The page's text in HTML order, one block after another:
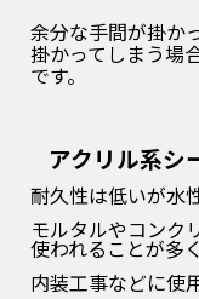
余分な手間が掛か
掛かってしまう場
です。
アクリル系シ
耐久性は低いが水
モルタルやコンク
使われることが多
内装工事などに使